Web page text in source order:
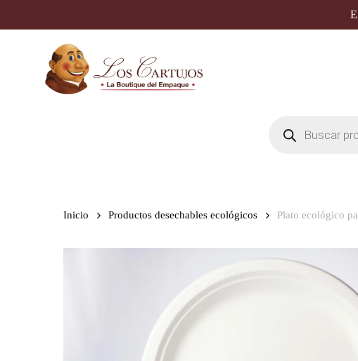
main
productos
Inicio Productos desechables ecológicos Plato ecológico